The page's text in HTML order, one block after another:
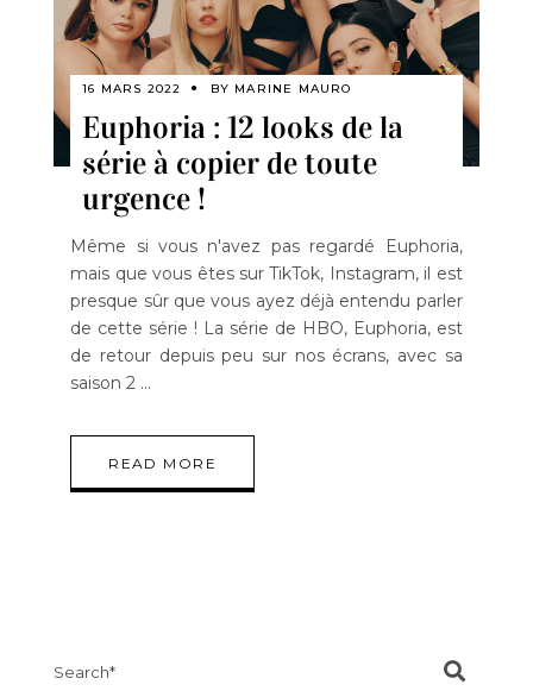
16 MARS 2022 BY MARINE MAURO
Euphoria : 12 looks de la
série à copier de toute
urgence !
Même si vous n'avez pas regardé Euphoria,
mais que vous êtes sur TikTok, Instagram, il est
presque sûr que vous ayez déjà entendu parler
de cette série ! La série de HBO, Euphoria, est
de retour depuis peu sur nos écrans, avec sa
saison 2
READ MORE